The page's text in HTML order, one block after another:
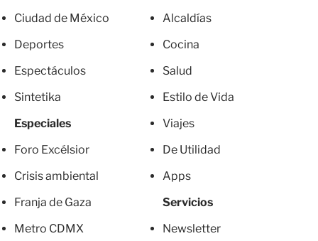
Ciudad de México
Deportes
Espectáculos
Sintetika
Especiales
Foro Excélsior
Crisis ambiental
Franja de Gaza
Metro CDMX
Alcaldías
Cocina
Salud
Estilo de Vida
Viajes
De Utilidad
Apps
Servicios
Newsletter